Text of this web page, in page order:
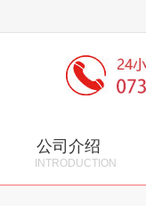
公司介绍
INTRODUCTION